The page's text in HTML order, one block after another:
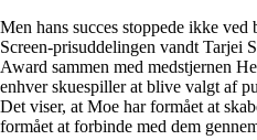
Men hans succes stoppede ikke
Screen-prisuddelingen vandt Tarjei
Award sammen med medstjernen
enhver skuespiller at blive valgt af
Det viser, at Moe har formået at
formået at forbinde med dem